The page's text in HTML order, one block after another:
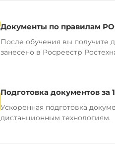
Документы по правилам
После обучения вы получите
занесено в Росреестр
Подготовка документов за
Ускоренная подготовка
дистанционным технологиям.